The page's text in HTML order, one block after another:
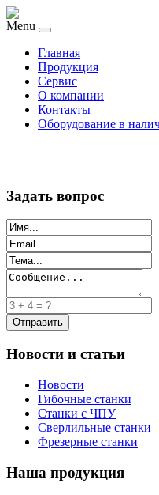
Menu
Главная
Продукция
Сервис
О компании
Контакты
Оборудование в
Задать вопрос
Новости и статьи
Новости
Гибочные станки
Станки с ЧПУ
Сверлильные станки
Фрезерные станки
Наша продукция